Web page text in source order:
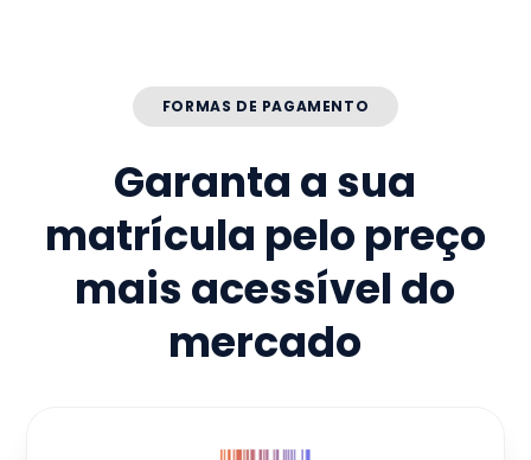
FORMAS DE PAGAMENTO
Garanta a sua
matrícula pelo preço
mais acessível do
mercado